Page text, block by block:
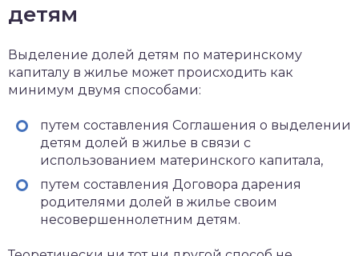
детям
Выделение долей детям по материнскому
капиталу в жилье может происходить как
минимум двумя способами:
путем составления Соглашения о выделении
детям долей в жилье в связи с
использованием материнского капитала,
путем составления Договора дарения
родителями долей в жилье своим
несовершеннолетним детям.